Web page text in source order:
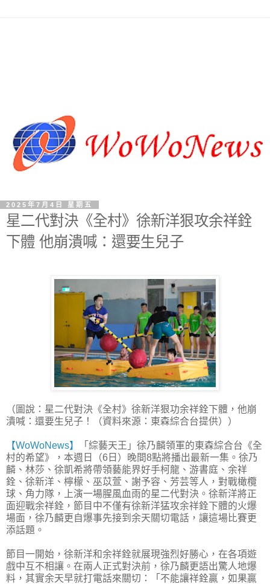
2025年7月4日 星期五
星二代對決《全村》徐新洋狠攻余祥銓
下體 他崩潰喊：還要生兒子
（圖說：星二代對決《全村》徐新洋狠功余祥銓下體，他崩
潰喊：還要生兒子！（資料來源：東森綜合台提供））
【WoWoNews】
「綜藝天王」徐乃麟領軍的東森綜合台《全
村的希望》，本週日（6日）晚間8點將播出最新一集。徐乃
麟、林莎、徐凱希將帶領藝能界好手柯龍、游書庭、余祥
銓、徐新洋、檸檬、巫苡萱、謝予容、芳芸等人，對戰橄欖
球、角力隊，上演一場腥風血雨的星二代對決。徐新洋將正
面迎戰余祥銓，節目中不僅有徐新洋猛攻余祥銓下體的火爆
場面，徐乃麟更自爆事先接到余天關切電話，讓這場比賽更
添話題。
節目一開始，徐新洋和余祥銓就展現強烈好勝心，在各項遊
戲中互不相讓。在兩人正式對決前，徐乃麟更語出驚人地爆
料，其實余天早就打電話來關切：「不能讓祥銓贏，如果贏